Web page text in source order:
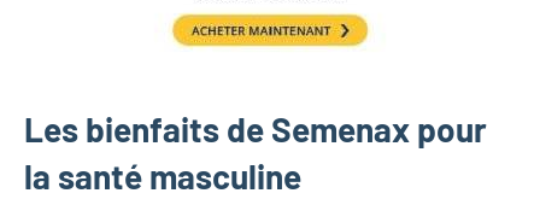
Les bienfaits de Semenax pour
la santé masculine